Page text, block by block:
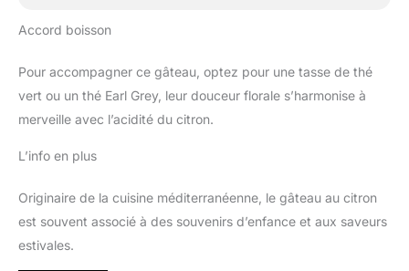
Accord boisson
Pour accompagner ce gâteau, optez pour une tasse de thé
vert ou un thé Earl Grey, leur douceur florale s’harmonise à
merveille avec l’acidité du citron.
L’info en plus
Originaire de la cuisine méditerranéenne, le gâteau au citron
est souvent associé à des souvenirs d’enfance et aux saveurs
estivales.